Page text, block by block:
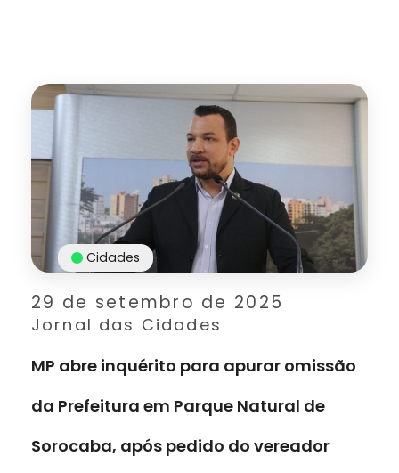
29 de setembro de 2025
Jornal das Cidades
Cidades
MP abre inquérito para apurar omissão
da Prefeitura em Parque Natural de
Sorocaba, após pedido do vereador